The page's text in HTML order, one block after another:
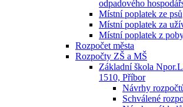
odpadového
Místní poplatek ze psů
Místní poplatek za
Místní poplatek z
Rozpočet města
Rozpočty ZŠ a MŠ
Základní škola
1510, Příbor
Návrhy
Schválené